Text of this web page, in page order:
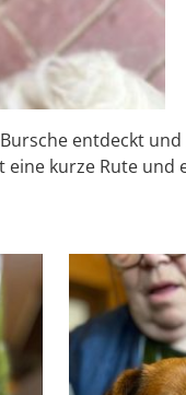
entdeckt
eine kurze Rute und